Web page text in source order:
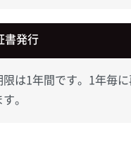
書発行
は1年間です。1年毎
。